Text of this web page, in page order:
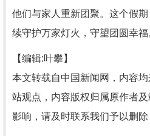
他们与家人重新团聚。这个假
续守护万家灯火，守望团圆幸福
【编辑:叶攀】
本文转载自中国新闻网，内容
站观点，内容版权归属原作者
影响，请及时联系我们予以删除